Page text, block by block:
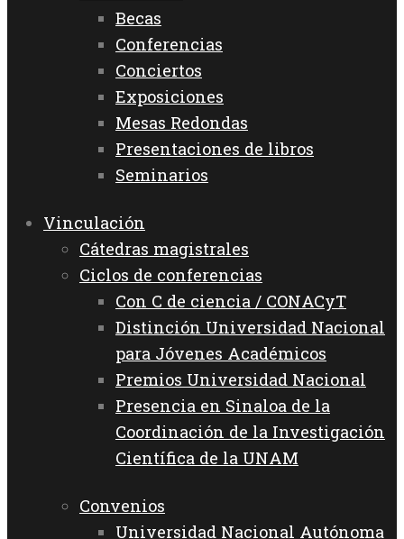
Becas
Conferencias
Conciertos
Exposiciones
Mesas Redondas
Presentaciones de libros
Seminarios
Vinculación
Cátedras magistrales
Ciclos de conferencias
Con C de ciencia / CONACyT
Distinción Universidad Nacional
para Jóvenes Académicos
Premios Universidad Nacional
Presencia en Sinaloa de la
Coordinación de la Investigación
Científica de la UNAM
Convenios
Universidad Nacional Autónoma